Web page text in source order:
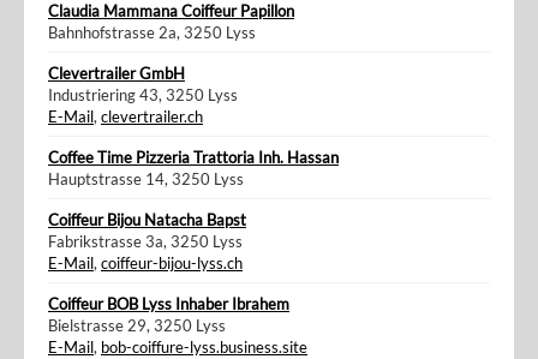
Claudia Mammana Coiffeur Papillon
Bahnhofstrasse 2a, 3250 Lyss
Clevertrailer GmbH
Industriering 43, 3250 Lyss
E-Mail,clevertrailer.ch
Coffee Time Pizzeria Trattoria Inh. Hassan
Hauptstrasse 14, 3250 Lyss
Coiffeur Bijou Natacha Bapst
Fabrikstrasse 3a, 3250 Lyss
E-Mail,coiffeur-bijou-lyss.ch
Coiffeur BOB Lyss Inhaber Ibrahem
Bielstrasse 29, 3250 Lyss
E-Mail, bob-coiffure-lyss.business.site